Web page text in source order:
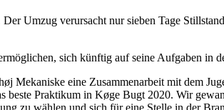
Umzug verursacht nur sieben Tage
sich künftig auf seine Aufgaben in
Mekaniske eine Zusammenarbeit mit dem
Praktikum in Køge Bugt 2020. Wir